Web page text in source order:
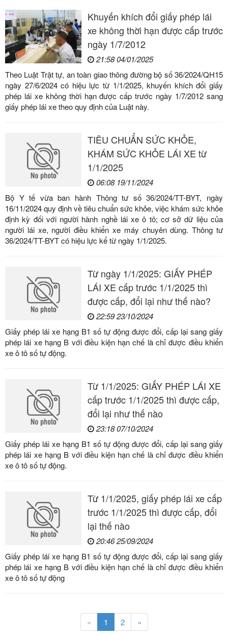
Khuyến khích đổi giấy phép lái
xe không thời hạn được cấp trước
ngày 1/7/2012
21:58 04/01/2025
Theo Luật Trật tự, an toàn giao thông đường bộ số 36/2024/QH15
ngày 27/6/2024 có hiệu lực từ 1/1/2025, khuyến khích đổi giấy
phép lái xe không thời hạn được cấp trước ngày 1/7/2012 sang
giấy phép lái xe theo quy định của Luật này.
TIÊU CHUẨN SỨC KHỎE,
KHÁM SỨC KHỎE LÁI XE từ
1/1/2025
06:08 19/11/2024
Bộ Y tế vừa ban hành Thông tư số 36/2024/TT-BYT, ngày
16/11/2024 quy định về tiêu chuẩn sức khỏe, việc khám sức khỏe
định kỳ đối với người hành nghề lái xe ô tô; cơ sở dữ liệu của
người lái xe, người điều khiển xe máy chuyên dùng. Thông tư
36/2024/TT-BYT có hiệu lực kể từ ngày 1/1/2025.
Từ ngày 1/1/2025: GIẤY PHÉP
LÁI XE cấp trước 1/1/2025 thì
được cấp, đổi lại như thế nào?
22:59 23/10/2024
Giấy phép lái xe hạng B1 số tự động được đổi, cấp lại sang giấy
phép lái xe hạng B với điều kiện hạn chế là chỉ được điều khiển
xe ô tô số tự động.
Từ 1/1/2025: GIẤY PHÉP LÁI XE
cấp trước 1/1/2025 thì được cấp,
đổi lại như thế nào
23:18 07/10/2024
Giấy phép lái xe hạng B1 số tự động được đổi, cấp lại sang giấy
phép lái xe hạng B với điều kiện hạn chế là chỉ được điều khiển
xe ô tô số tự động.
Từ 1/1/2025, giấy phép lái xe cấp
trước 1/1/2025 thì được cấp, đổi
lại thế nào
20:46 25/09/2024
Giấy phép lái xe hạng B1 số tự động được đổi, cấp lại sang giấy
phép lái xe hạng B với điều kiện hạn chế là chỉ được điều khiển
xe ô tô số tự động
« 1 2 »